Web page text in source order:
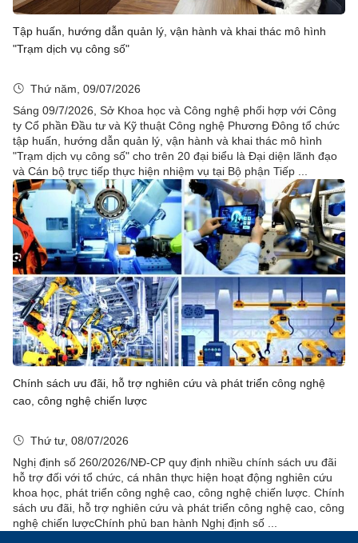
Tập huấn, hướng dẫn quản lý, vận hành và khai thác mô hình
"Trạm dịch vụ công số"
Thứ năm, 09/07/2026
Sáng 09/7/2026, Sở Khoa học và Công nghệ phối hợp với Công
ty Cổ phần Đầu tư và Kỹ thuật Công nghệ Phương Đông tổ chức
tập huấn, hướng dẫn quản lý, vận hành và khai thác mô hình
"Trạm dịch vụ công số" cho trên 20 đại biểu là Đại diện lãnh đạo
và Cán bộ trực tiếp thực hiện nhiệm vụ tại Bộ phận Tiếp ...
Chính sách ưu đãi, hỗ trợ nghiên cứu và phát triển công nghệ
cao, công nghệ chiến lược
Thứ tư, 08/07/2026
Nghị định số 260/2026/NĐ-CP quy định nhiều chính sách ưu đãi
hỗ trợ đối với tổ chức, cá nhân thực hiện hoạt động nghiên cứu
khoa học, phát triển công nghệ cao, công nghệ chiến lược. Chính
sách ưu đãi, hỗ trợ nghiên cứu và phát triển công nghệ cao, công
nghệ chiến lượcChính phủ ban hành Nghị định số ...